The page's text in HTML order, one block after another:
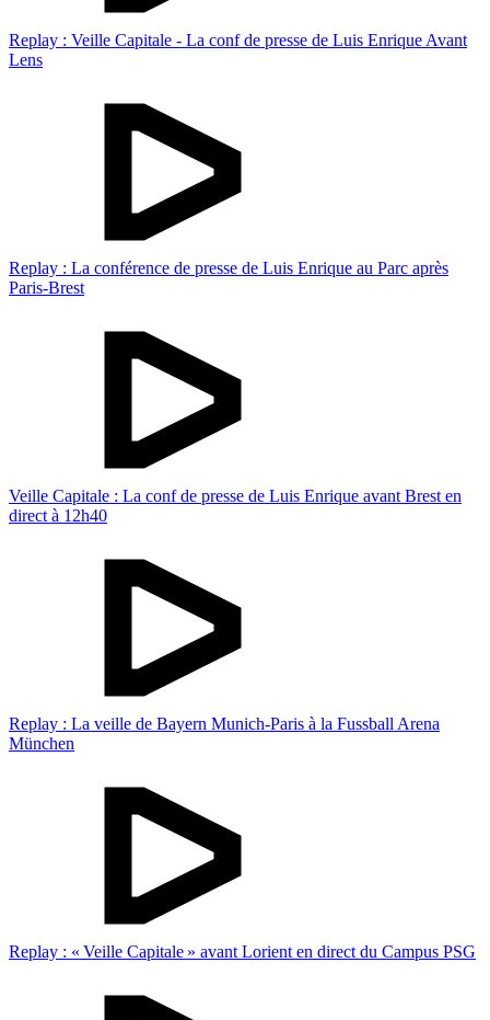
Replay : Veille Capitale - La conf de presse de Luis Enrique Avant
Lens
Replay : La conférence de presse de Luis Enrique au Parc après
Paris-Brest
Veille Capitale : La conf de presse de Luis Enrique avant Brest en
direct à 12h40
Replay : La veille de Bayern Munich-Paris à la Fussball Arena
München
Replay : « Veille Capitale » avant Lorient en direct du Campus PSG